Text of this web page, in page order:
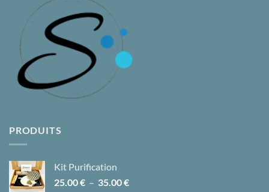
PRODUITS
Kit Purification
25.00€ – 35.00€Plage